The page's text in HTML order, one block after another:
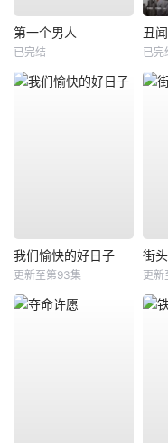
第一个男人
已完结
丑
已完
我们愉快的好日子
更新至第93集
街
更新